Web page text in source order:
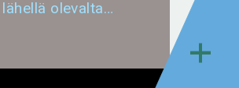
olevalta…
+